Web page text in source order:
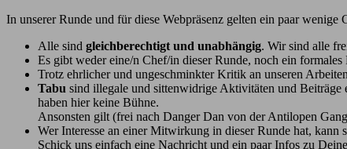
In unserer Runde und für diese Webpräsenz gelten ein paar wenige
Alle sind gleichberechtigt und unabhängig. Wir sind alle
Es gibt weder eine/n Chef/in dieser Runde, noch ein
Trotz ehrlicher und ungeschminkter Kritik an unseren
Tabu sind illegale und sittenwidrige Aktivitäten und
haben hier keine Bühne.
Ansonsten gilt (frei nach Danger Dan von der Antilopen
Wer Interesse an einer Mitwirkung in dieser Runde hat, kann
Schick uns einfach eine Nachricht und ein paar Infos zu